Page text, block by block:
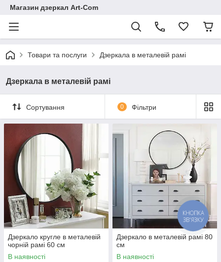
Магазин дзеркал Art-Com
Товари та послуги Дзеркала в металевій рамі
Дзеркала в металевій рамі
Сортування 0 Фільтри
Дзеркало кругле в металевій
чорній рамі 60 см
В наявності
Дзеркало в металевій рамі 80
см
В наявності
КНОПКА
ЗВ'ЯЗКУ